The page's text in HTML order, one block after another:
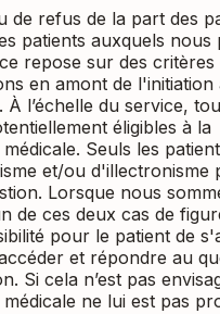
de refus de la part des
patients auxquels nous
repose sur des critères
en amont de l'initiation
À l’échelle du service,
éligibles à la
Seuls les
et/ou d'illectronisme
Lorsque nous
de ces deux cas de
pour le patient de
et répondre au
Si cela n’est pas
ne lui est pas